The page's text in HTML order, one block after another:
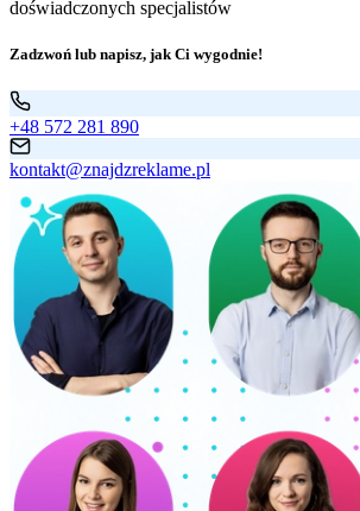
doświadczonych specjalistów
Zadzwoń lub napisz, jak Ci wygodnie!
+48 572 281 890
kontakt@znajdzreklame.pl